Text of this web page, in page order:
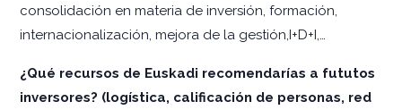
consolidación en materia de inversión, formación,
internacionalización, mejora de la gestión,I+D+I,…
¿Qué recursos de Euskadi recomendarías a fututos
inversores? (logística, calificación de personas, red